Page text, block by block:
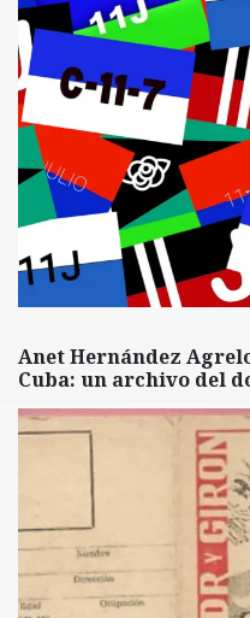
Anet Hernández
Cuba: un archivo del